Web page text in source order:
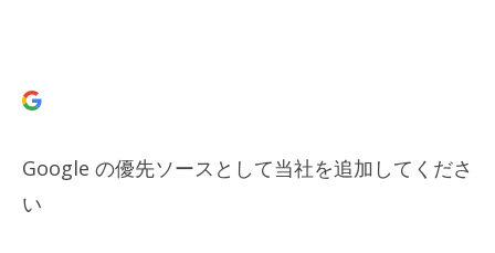
Google の優先ソースとして当社を追加してくださ
い